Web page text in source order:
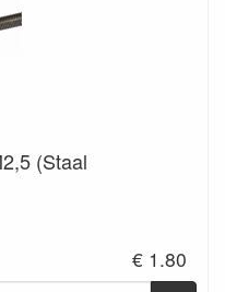
(Staal
€ 1.80